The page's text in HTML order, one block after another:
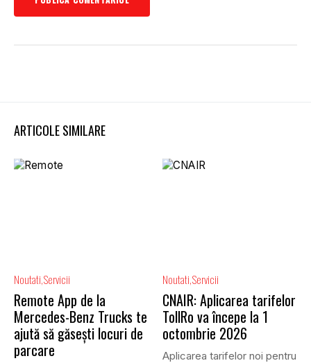
ARTICOLE SIMILARE
Noutati Servicii
Remote App de la
Mercedes-Benz Trucks te
ajută să găsești locuri de
parcare
Noutati Servicii
CNAIR: Aplicarea tarifelor
TollRo va începe la 1
octombrie 2026
Aplicarea tarifelor noi pentru